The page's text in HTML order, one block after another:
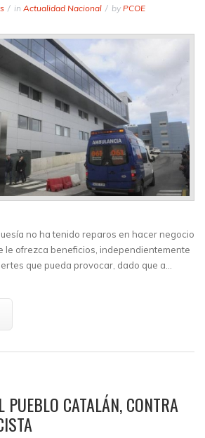
in Actualidad Nacional by PCOE
no ha tenido reparos en hacer negocio
le ofrezca beneficios, independientemente
que pueda provocar, dado que a…
PUEBLO CATALÁN, CONTRA